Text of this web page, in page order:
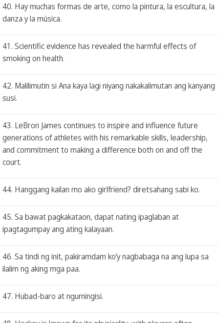
40. Hay muchas formas de arte, como la pintura, la escultura, la
danza y la música.
41. Scientific evidence has revealed the harmful effects of
smoking on health.
42. Malilimutin si Ana kaya lagi niyang nakakalimutan ang kanyang
susi.
43. LeBron James continues to inspire and influence future
generations of athletes with his remarkable skills, leadership,
and commitment to making a difference both on and off the
court.
44. Hanggang kailan mo ako girlfriend? diretsahang sabi ko.
45. Sa bawat pagkakataon, dapat nating ipaglaban at
ipagtagumpay ang ating kalayaan.
46. Sa tindi ng init, pakiramdam ko’y nagbabaga na ang lupa sa
ilalim ng aking mga paa.
47. Hubad-baro at ngumingisi.